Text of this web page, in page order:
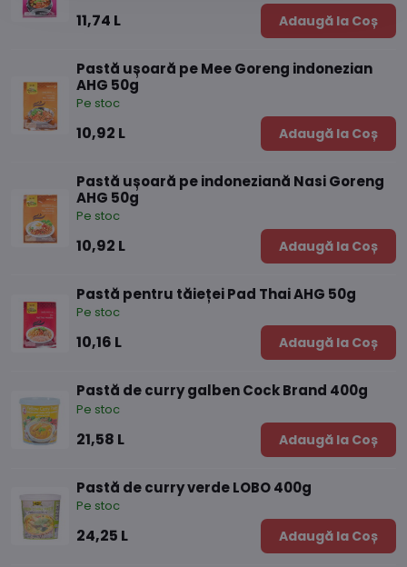
11,74 L Adaugă la Coș
Pastă ușoară pe Mee Goreng indonezian
AHG 50g
Pe stoc
10,92 L Adaugă la Coș
Pastă ușoară pe indoneziană Nasi Goreng
AHG 50g
Pe stoc
10,92 L Adaugă la Coș
Pastă pentru tăieței Pad Thai AHG 50g
Pe stoc
10,16 L Adaugă la Coș
Pastă de curry galben Cock Brand 400g
Pe stoc
21,58 L Adaugă la Coș
Pastă de curry verde LOBO 400g
Pe stoc
24,25 L Adaugă la Coș